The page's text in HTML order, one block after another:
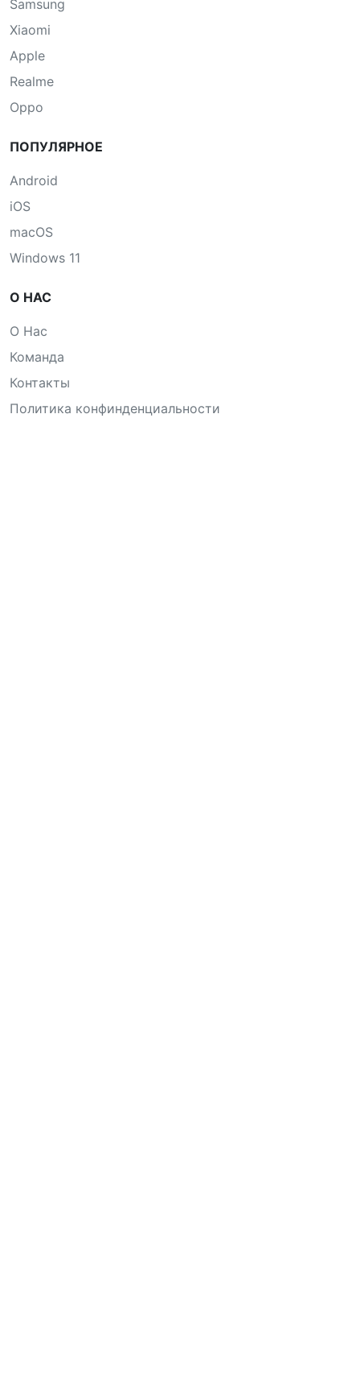
Samsung
Xiaomi
Apple
Realme
Oppo
ПОПУЛЯРНОЕ
Android
iOS
macOS
Windows 11
О НАС
О Нас
Команда
Контакты
Политика конфинденциальности